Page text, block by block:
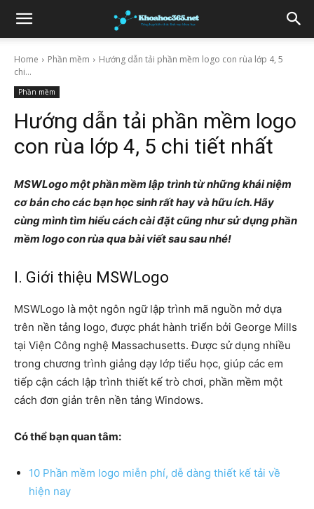
Home Phần mềm
Hướng dẫn tải phần mềm logo con rùa lớp 4, 5
chi...
Phần mềm
Hướng dẫn tải phần mềm logo
con rùa lớp 4, 5 chi tiết nhất
MSWLogo một phần mềm lập trình từ những khái niệm
cơ bản cho các bạn học sinh rất hay và hữu ích. Hãy
cùng mình tìm hiểu cách cài đặt cũng như sử dụng phần
mềm logo con rùa qua bài viết sau sau nhé!
I. Giới thiệu MSWLogo
MSWLogo là một ngôn ngữ lập trình mã nguồn mở dựa
trên nền tảng logo, được phát hành triển bởi George Mills
tại Viện Công nghệ Massachusetts. Được sử dụng nhiều
trong chương trình giảng dạy lớp tiểu học, giúp các em
tiếp cận cách lập trình thiết kế trò chơi, phần mềm một
cách đơn giản trên nền tảng Windows.
Có thể bạn quan tâm:
10 Phần mềm logo miễn phí, dễ dàng thiết kế tải về
hiện nay